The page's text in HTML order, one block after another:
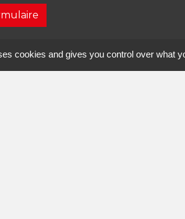
/ Fermée l’après-midi
cookies and gives you control over what